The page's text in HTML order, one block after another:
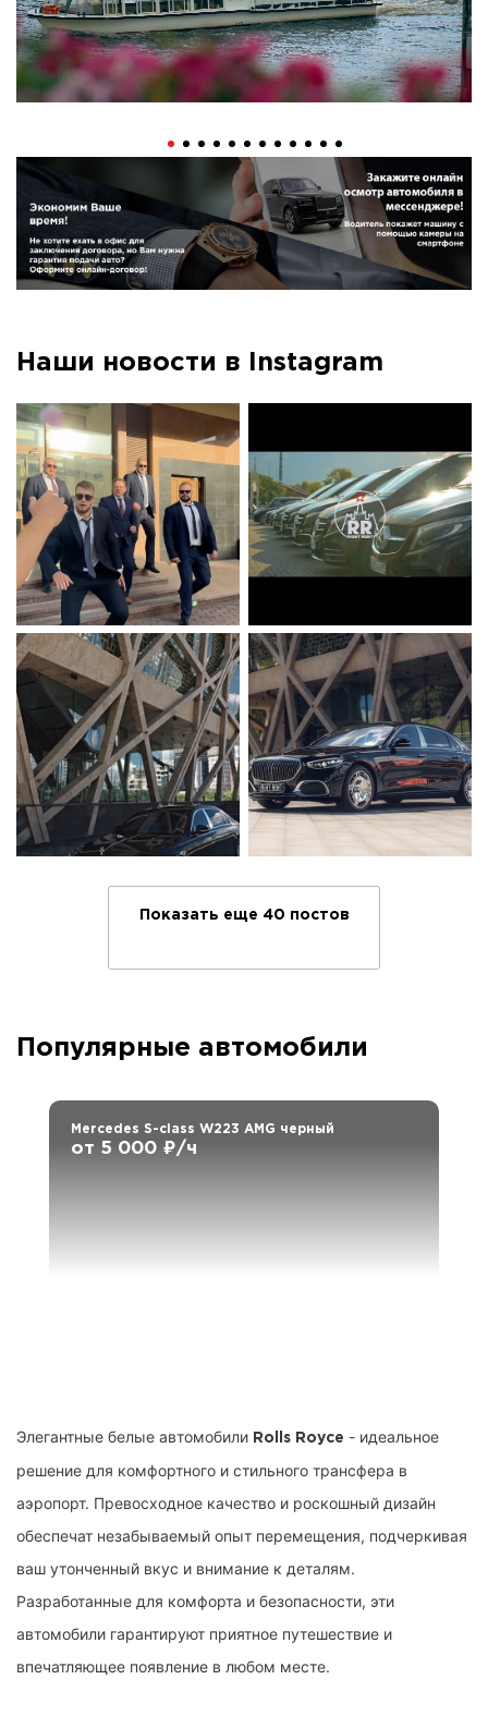
Наши новости в Instagram
Показать еще 40 постов
Популярные автомобили
Mercedes S-class W223 AMG черный
от 5 000 ₽/ч
Элегантные белые автомобили Rolls Royce - идеальное
решение для комфортного и стильного трансфера в
аэропорт. Превосходное качество и роскошный дизайн
обеспечат незабываемый опыт перемещения, подчеркивая
ваш утонченный вкус и внимание к деталям.
Разработанные для комфорта и безопасности, эти
автомобили гарантируют приятное путешествие и
впечатляющее появление в любом месте.